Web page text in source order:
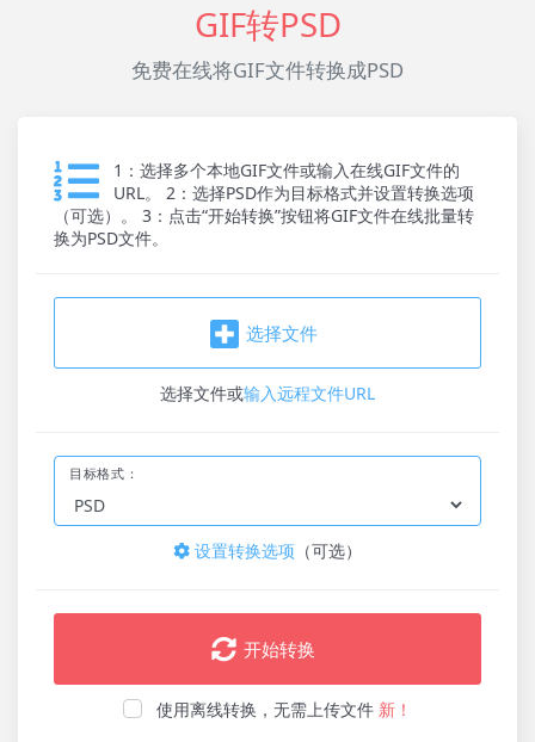
GIF转PSD
免费在线将GIF文件转换成PSD
1：选择多个本地GIF文件或输入在线GIF文件的
URL。 2：选择PSD作为目标格式并设置转换选项
（可选）。 3：点击“开始转换”按钮将GIF文件在线批量转
换为PSD文件。
选择文件
选择文件或输入远程文件URL
目标格式：
设置转换选项 （可选）
开始转换
使用离线转换，无需上传文件 新！